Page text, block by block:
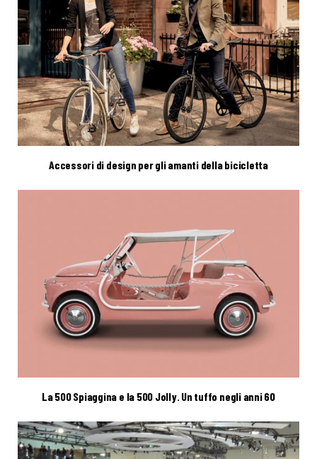
Accessori di design per gli amanti della bicicletta
La 500 Spiaggina e la 500 Jolly. Un tuffo negli anni 60